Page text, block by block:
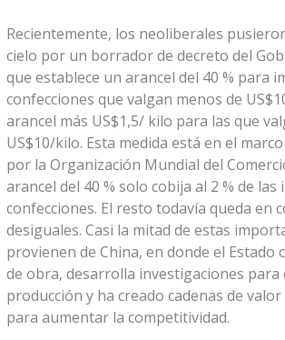
Recientemente, los neoliberales
cielo por un borrador de decreto del
que establece un arancel del 40 % para
confecciones que valgan menos de
arancel más US$1,5/ kilo para las que
US$10/kilo. Esta medida está en el
por la Organización Mundial del
arancel del 40 % solo cobija al 2 % de
confecciones. El resto todavía queda en
desiguales. Casi la mitad de estas
provienen de China, en donde el Estado
de obra, desarrolla investigaciones
producción y ha creado cadenas de
para aumentar la competitividad.